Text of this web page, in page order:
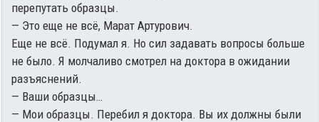
перепутать образцы.
— Это еще не всё, Марат Артурович.
Еще не всё. Подумал я. Но сил задавать вопросы больше
не было. Я молчаливо смотрел на доктора в ожидании
разъяснений.
— Ваши образцы…
— Мои образцы. Перебил я доктора. Вы их должны были